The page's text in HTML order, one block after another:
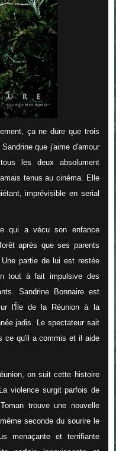
ça ne dure que trois
que j'aime d'amour
les deux absolument
tenus au cinéma. Elle
imprévisible en serial
qui a vécu son enfance
après que ses parents
partie de lui est restée
tout à fait impulsive des
Sandrine Bonnaire est
l'Île de la Réunion à la
jadis. Le spectateur sait
ce qu'il a commis et il aide
on suit cette histoire
violence surgit parfois de
trouve une nouvelle
seconde du sourire le
menaçante et terrifiante